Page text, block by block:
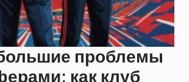
проблемы
как клуб